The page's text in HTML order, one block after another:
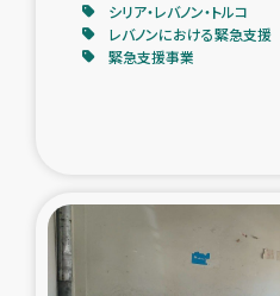
シリア・レバノン・トルコ
レバノンにおける緊急支援
緊急支援事業